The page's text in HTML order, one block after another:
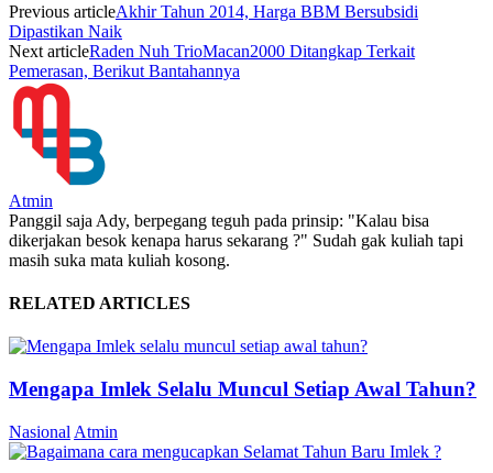
Previous articleAkhir Tahun 2014, Harga BBM Bersubsidi
Dipastikan Naik
Next articleRaden Nuh TrioMacan2000 Ditangkap Terkait
Pemerasan, Berikut Bantahannya
Atmin
Panggil saja Ady, berpegang teguh pada prinsip: "Kalau bisa
dikerjakan besok kenapa harus sekarang ?" Sudah gak kuliah tapi
masih suka mata kuliah kosong.
RELATED ARTICLES
Mengapa Imlek Selalu Muncul Setiap Awal Tahun?
Nasional Atmin